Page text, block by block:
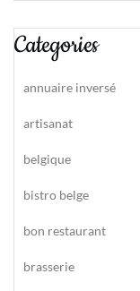
Categories
annuaire inversé
artisanat
belgique
bistro belge
bon restaurant
brasserie